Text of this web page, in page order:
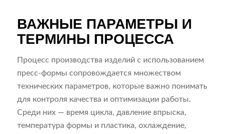
ВАЖНЫЕ ПАРАМЕТРЫ И
ТЕРМИНЫ ПРОЦЕССА
Процесс производства изделий с использованием
пресс-формы сопровождается множеством
технических параметров, которые важно понимать
для контроля качества и оптимизации работы.
Среди них — время цикла, давление впрыска,
температура формы и пластика, охлаждение,